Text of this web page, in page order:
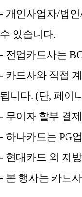
- 개인사업자/법
수 있습니다.
- 전업카드사는
- 카드사와 직접
됩니다. (단, 페이
- 무이자 할부 결
- 하나카드는 PG
- 현대카드 외 지
- 본 행사는 카드